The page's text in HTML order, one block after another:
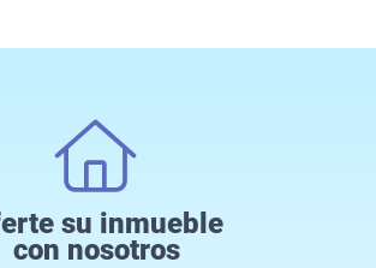
su inmueble
con nosotros